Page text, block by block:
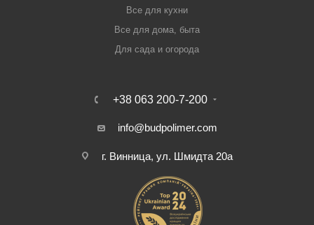
Все для кухни
Все для дома, быта
Для сада и огорода
+38 063 200-7-200
info@budpolimer.com
г. Винница, ул. Шмидта 20а